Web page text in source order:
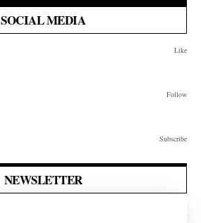
SOCIAL MEDIA
Like
Follow
Subscribe
NEWSLETTER